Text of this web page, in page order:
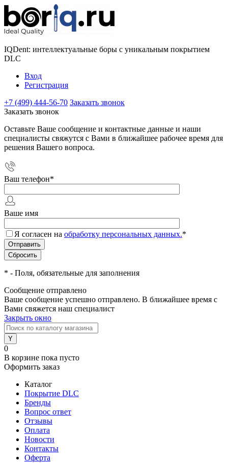
IQDent: интеллектуальные боры с уникальным покрытием
DLC
Вход
Регистрация
+7 (499) 444-56-70 Заказать звонок
Заказать звонок
Оставьте Ваше сообщение и контактные данные и наши
специалисты свяжутся с Вами в ближайшее рабочее время для
решения Вашего вопроса.
Ваш телефон*
Ваше имя
Я согласен на обработку персональных данных.*
* - Поля, обязательные для заполнения
Сообщение отправлено
Ваше сообщение успешно отправлено. В ближайшее время с
Вами свяжется наш специалист
Закрыть окно
0
В корзине пока пусто
Оформить заказ
Каталог
Покрытие DLC
Бренды
Вопрос ответ
Отзывы
Оплата
Новости
Контакты
Оферта